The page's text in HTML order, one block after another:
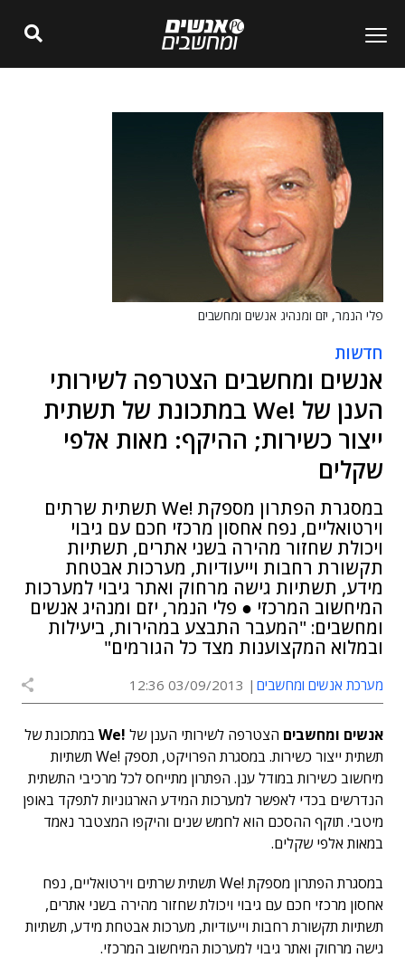
פלי הנמר, יזם ומנהיג אנשים ומחשבים
חדשות
אנשים ומחשבים הצטרפה לשירותי
הענן של !We במתכונת של תשתית
ייצור כשירות; ההיקף: מאות אלפי
שקלים
במסגרת הפתרון מספקת !We תשתית שרתים
וירטואליים, נפח אחסון מרכזי חכם עם גיבוי
ויכולת שחזור מהירה בשני אתרים, תשתיות
תקשורת רחבות וייעודיות, מערכות אבטחת
מידע, תשתיות גישה מרחוק ואתר גיבוי למערכות
המיחשוב המרכזי ● פלי הנמר, יזם ומנהיג אנשים
ומחשבים: "המעבר התבצע במהירות, ביעילות
ובמלוא המקצוענות מצד כל הגורמים"
מערכת אנשים ומחשבים 03/09/2013 12:36
אנשים ומחשבים הצטרפה לשירותי הענן של !We
במתכונת של
תשתית ייצור כשירות. במסגרת הפרויקט, תספק !We תשתיות
מיחשוב כשירות במודל ענן. הפתרון מתייחס לכל מרכיבי התשתית
הנדרשים בכדי לאפשר למערכות המידע הארגוניות לתפקד באופן
מיטבי. תוקף ההסכם הוא לחמש שנים והיקפו המצטבר נאמד
במאות אלפי שקלים.
במסגרת הפתרון מספקת !We תשתית שרתים וירטואליים, נפח
אחסון מרכזי חכם עם גיבוי ויכולת שחזור מהירה בשני אתרים,
תשתיות תקשורת רחבות וייעודיות, מערכות אבטחת מידע, תשתיות
גישה מרחוק ואתר גיבוי למערכות המיחשוב המרכזי.